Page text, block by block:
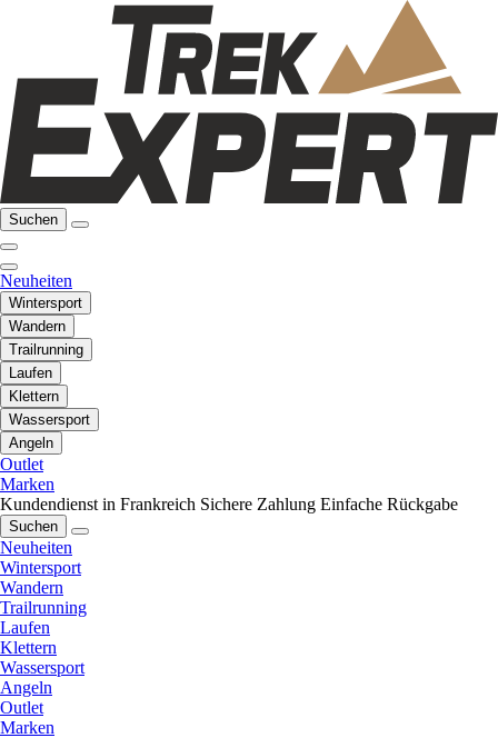
Suchen
Neuheiten
Wintersport
Wandern
Trailrunning
Laufen
Klettern
Wassersport
Angeln
Outlet
Marken
Kundendienst in Frankreich Sichere Zahlung Einfache Rückgabe
Suchen
Neuheiten
Wintersport
Wandern
Trailrunning
Laufen
Klettern
Wassersport
Angeln
Outlet
Marken